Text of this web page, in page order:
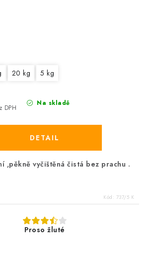
20 kg 5 kg
Na skladě
DPH
,pěkně vyčištěná čistá bez prachu .
Kód: 737/5 K
Proso žluté